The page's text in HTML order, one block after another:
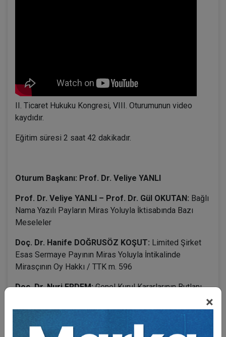
×
II. Ticaret Hukuku Kongresi, VIII. Oturumunun video
kaydıdır.
Eğitim süresi 2 saat 42 dakikadır.
Oturum Başkanı: Prof. Dr. Veliye YANLI
Prof. Dr. Veliye YANLI – Prof. Dr. Gül OKUTAN: Bağlı
Nama Yazılı Payların Miras Yoluyla İktisabında Bazı
Meseleler
Doç. Dr. Hanife DOĞRUSÖZ KOŞUT: Limited Şirket
Esas Sermaye Payının Miras Yoluyla İntikalinde
Mirasçının Oy Hakkı / TTK m. 596
Doç. Dr. Nuri ERDEM:Genel Kurul Kararlarının Butlanı
Genel Kurul Kararlarının İptalinde “Muhalefetin Tutanağa